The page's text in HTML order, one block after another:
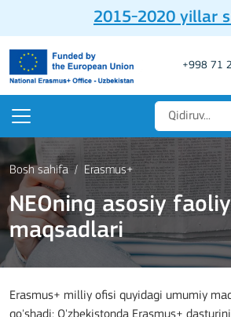
2015-2020 yillar
+998 71
Bosh sahifa Erasmus+
NEOning asosiy
maqsadlari
Erasmus+ milliy ofisi quyidagi umumiy